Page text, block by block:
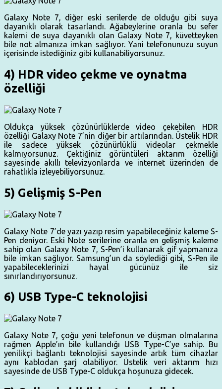
Galaxy Note 7, diğer eski serilerde de olduğu gibi suya
dayanıklı olarak tasarlandı. Ağabeylerine oranla bu sefer
kalemi de suya dayanıklı olan Galaxy Note 7, küvetteyken
bile not almanıza imkan sağlıyor. Yani telefonunuzu suyun
içerisinde istediğiniz gibi kullanabiliyorsunuz.
4) HDR video çekme ve oynatma
özelliği
Oldukça yüksek çözünürlüklerde video çekebilen HDR
özelliği Galaxy Note 7’nin diğer bir artılarından. Üstelik HDR
ile sadece yüksek çözünürlüklü videolar çekmekle
kalmıyorsunuz. Çektiğiniz görüntüleri aktarım özelliği
sayesinde akıllı televizyonlarda ve internet üzerinden de
rahatlıkla izleyebiliyorsunuz.
5) Gelişmiş S-Pen
Galaxy Note 7’de yazı yazıp resim yapabileceğiniz kaleme S-
Pen deniyor. Eski Note serilerine oranla en gelişmiş kaleme
sahip olan Galaxy Note 7, S-Pen’i kullanarak gif yapmanıza
bile imkan sağlıyor. Samsung’un da söylediği gibi, S-Pen ile
yapabileceklerinizi hayal gücünüz ile siz
sınırlandırıyorsunuz.
6) USB Type-C teknolojisi
Galaxy Note 7, çoğu yeni telefonun ve düşman olmalarına
rağmen Apple’ın bile kullandığı USB Type-C’ye sahip. Bu
yenilikçi bağlantı teknolojisi sayesinde artık tüm cihazlar
aynı kablodan şarj olabiliyor. Üstelik veri aktarım hızı
sayesinde de USB Type-C oldukça hoşunuza gidecek.